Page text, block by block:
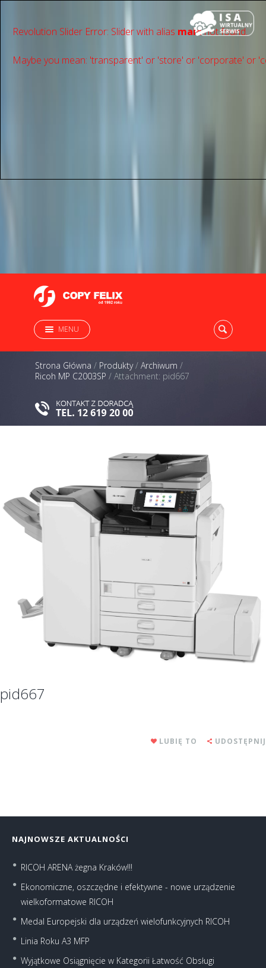
Revolution Slider Error: Slider with alias mainnot found.
Maybe you mean: 'transparent' or 'store' or 'сorporate' or
MENU
Strona Główna / Produkty/ Archiwum /
Ricoh MP C2003SP / Attachment: pid667
pid667
LUBIĘ TO UDOSTĘPNIJ
NAJNOWSZE AKTUALNOŚCI
RICOH ARENA żegna Kraków!!!
Ekonomiczne, oszczędne i efektywne - nowe urządzenie
wielkoformatowe RICOH
Medal Europejski dla urządzeń wielofunkcyjnych RICOH
Linia Roku A3 MFP
Wyjątkowe Osiągnięcie w Kategorii Łatwość Obsługi